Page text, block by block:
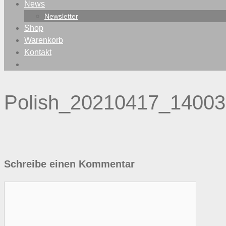
News
Newsletter
Shop
Warenkorb
Kontakt
Schreibe einen Kommentar